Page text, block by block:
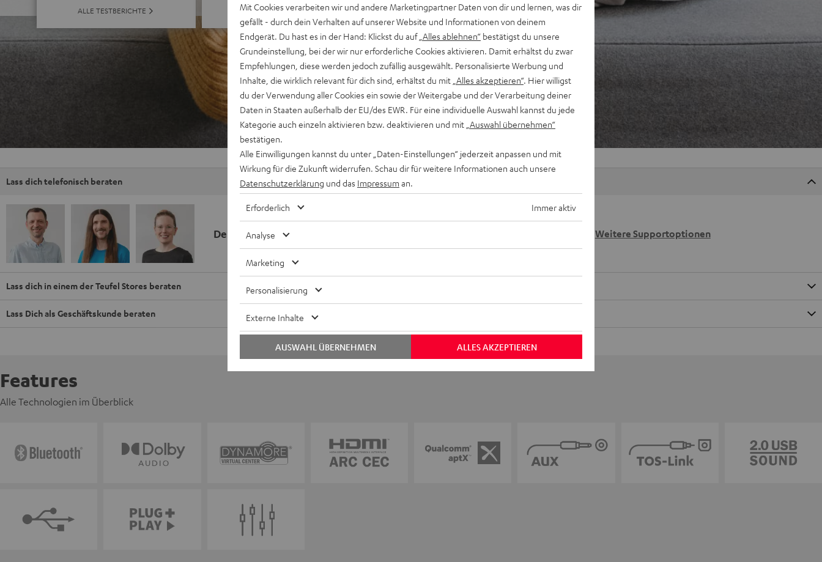
ALLE TESTBERICHTE ALLE BEWERTUNGEN
Lass dich telefonisch beraten
Deine Kaufberatung
Keinen Store in der Nähe? Kein Problem, wir
Hier Termin buchen
Weitere Supportoptionen
Lass dich in einem der Teufel Stores beraten
Lass Dich als Geschäftskunde beraten
Features
Alle Technologien im Überblick
Mit Cookies verarbeiten wir und andere Marketingpartner Daten von dir und lernen, was dir
gefällt - durch dein Verhalten auf unserer Website und Informationen von deinem
Endgerät. Du hast es in der Hand: Klickst du auf „Alles ablehnen“ bestätigst du unsere
Grundeinstellung, bei der wir nur erforderliche Cookies aktivieren. Damit erhältst du zwar
Empfehlungen, diese werden jedoch zufällig ausgewählt. Personalisierte Werbung und
Inhalte, die wirklich relevant für dich sind, erhältst du mit „Alles akzeptieren“. Hier willigst
du der Verwendung aller Cookies ein sowie der Weitergabe und der Verarbeitung deiner
Daten in Staaten außerhalb der EU/des EWR. Für eine individuelle Auswahl kannst du jede
Kategorie auch einzeln aktivieren bzw. deaktivieren und mit „Auswahl übernehmen“
bestätigen.
Alle Einwilligungen kannst du unter „Daten-Einstellungen“ jederzeit anpassen und mit
Wirkung für die Zukunft widerrufen. Schau dir für weitere Informationen auch unsere
Datenschutzerklärung und das Impressum an.
Erforderlich Immer aktiv
Analyse
Marketing
Personalisierung
Externe Inhalte
ALLES AKZEPTIEREN
AUSWAHL ÜBERNEHMEN